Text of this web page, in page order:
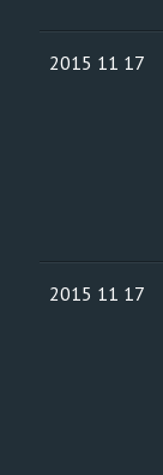
2015 11 17
2015 11 17